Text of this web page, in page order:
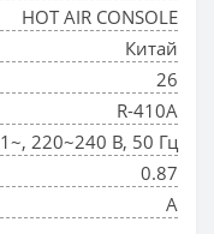
HOT AIR CONSOLE
Китай
26
R-410A
1~, 220~240 В, 50 Гц
0.87
A